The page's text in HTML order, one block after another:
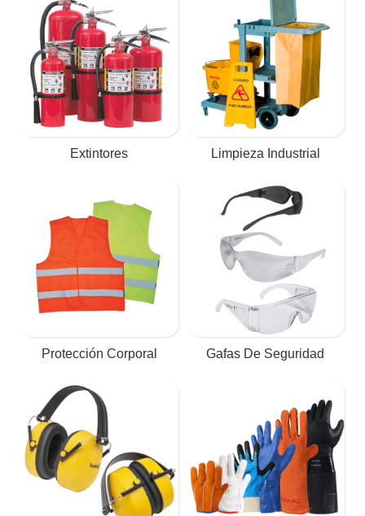
Extintores Limpieza Industrial
Protección Corporal Gafas De Seguridad